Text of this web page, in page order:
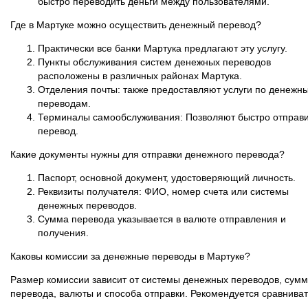
Где в Мартуке можно осуществить денежный перевод?
Практически все банки Мартука предлагают эту услугу.
Пункты обслуживания систем денежных переводов
расположены в различных районах Мартука.
Отделения почты: также предоставляют услуги по
переводам.
Терминалы самообслуживания: Позволяют быстро
перевод.
Какие документы нужны для отправки денежного перевода?
Паспорт, основной документ, удостоверяющий личность.
Реквизиты получателя: ФИО, номер счета или системы
денежных переводов.
Сумма перевода указывается в валюте отправления и
получения.
Каковы комиссии за денежные переводы в Мартуке?
Размер комиссии зависит от системы денежных переводов,
перевода, валюты и способа отправки. Рекомендуется